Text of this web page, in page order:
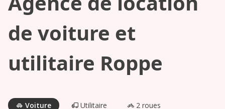
de voiture et
utilitaire Roppe
Voiture Utilitaire 2 roues
Commencez
votre
recherche
agences à
proximité